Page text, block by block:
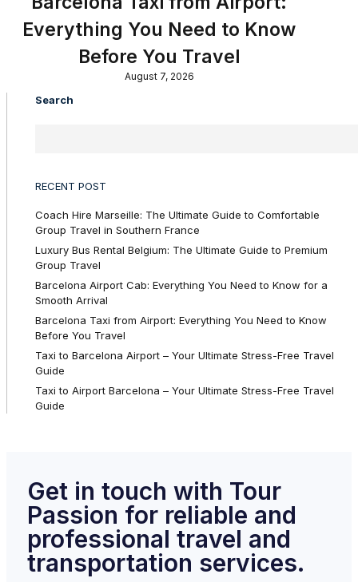
Everything You Need to Know
Before You Travel
August 7, 2026
Search
RECENT POST
Coach Hire Marseille: The Ultimate Guide to Comfortable
Group Travel in Southern France
Luxury Bus Rental Belgium: The Ultimate Guide to Premium
Group Travel
Barcelona Airport Cab: Everything You Need to Know for a
Smooth Arrival
Barcelona Taxi from Airport: Everything You Need to Know
Before You Travel
Taxi to Barcelona Airport – Your Ultimate Stress-Free Travel
Guide
Taxi to Airport Barcelona – Your Ultimate Stress-Free Travel
Guide
Get in touch with Tour
Passion for reliable and
professional travel and
transportation services.